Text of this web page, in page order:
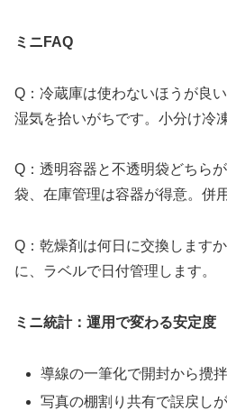
ミニFAQ
Q：冷蔵庫は使わないほうが良
湿気を拾いがちです。小分け冷
Q：透明容器と不透明袋どちら
袋、在庫管理は容器が得意。併
Q：乾燥剤は何日に交換します
に、ラベルで日付管理します。
ミニ統計：運用で変わる安定度
導線の一筆化で開封から攪
写真の棚割り共有で誤戻し